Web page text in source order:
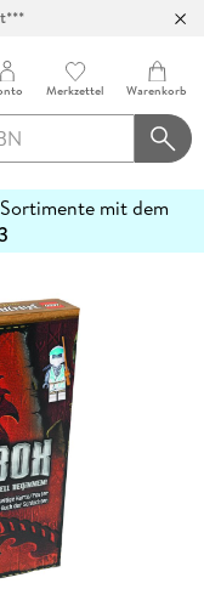
Merkzettel Warenkorb
mit dem